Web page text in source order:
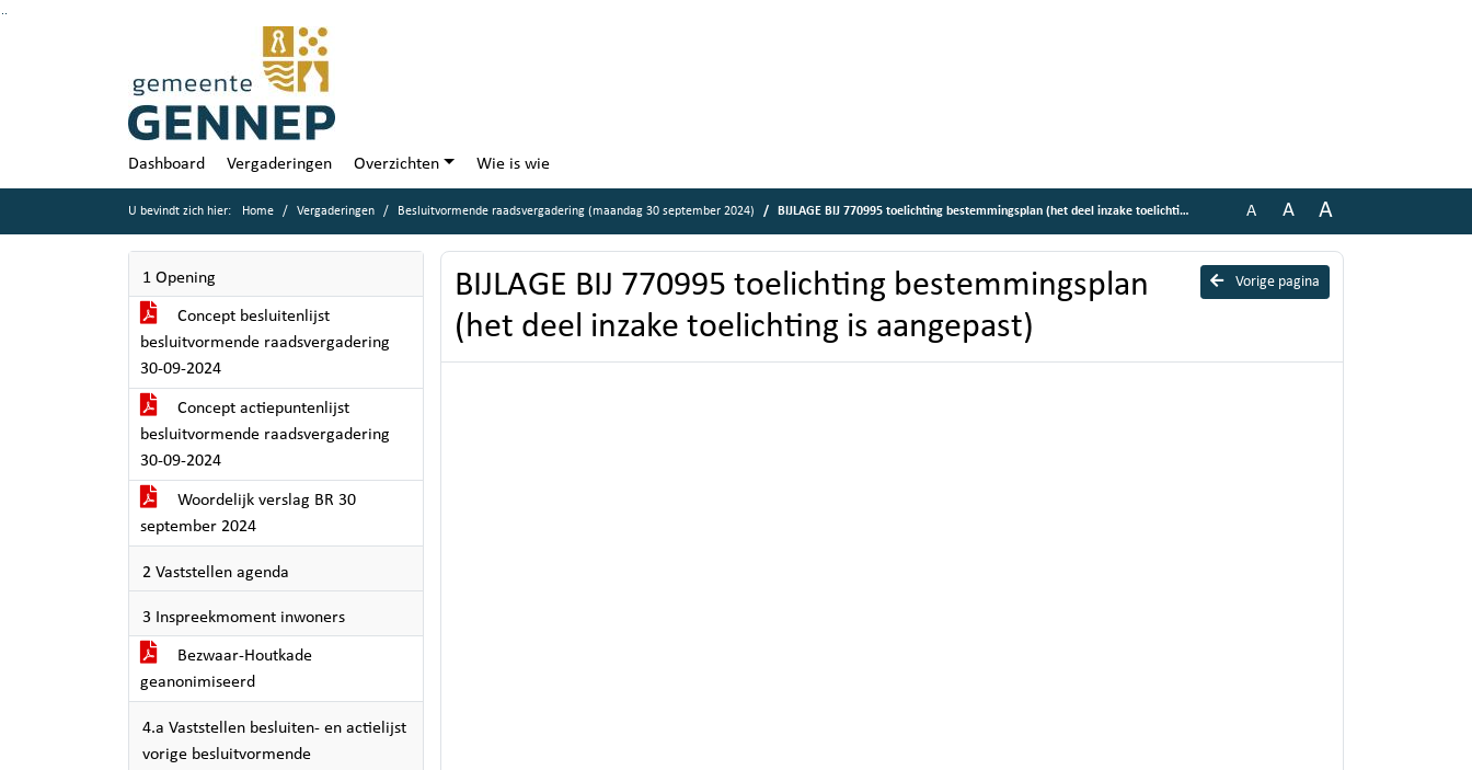
Dashboard Vergaderingen Overzichten Wie is wie
U bevindt zich hier: Home Vergaderingen Besluitvormende raadsvergadering (maandag 30 september 2024) BIJLAGE BIJ 770995 toelichting bestemmingsplan (het deel inzake toelichting is aangepast) A A A
1 Opening
Concept besluitenlijst
besluitvormende raadsvergadering
30-09-2024
Concept actiepuntenlijst
besluitvormende raadsvergadering
30-09-2024
Woordelijk verslag BR 30
september 2024
2 Vaststellen agenda
3 Inspreekmoment inwoners
Bezwaar-Houtkade
geanonimiseerd
4.a Vaststellen besluiten- en actielijst
vorige besluitvormende
Vorige pagina
BIJLAGE BIJ 770995 toelichting bestemmingsplan
(het deel inzake toelichting is aangepast)